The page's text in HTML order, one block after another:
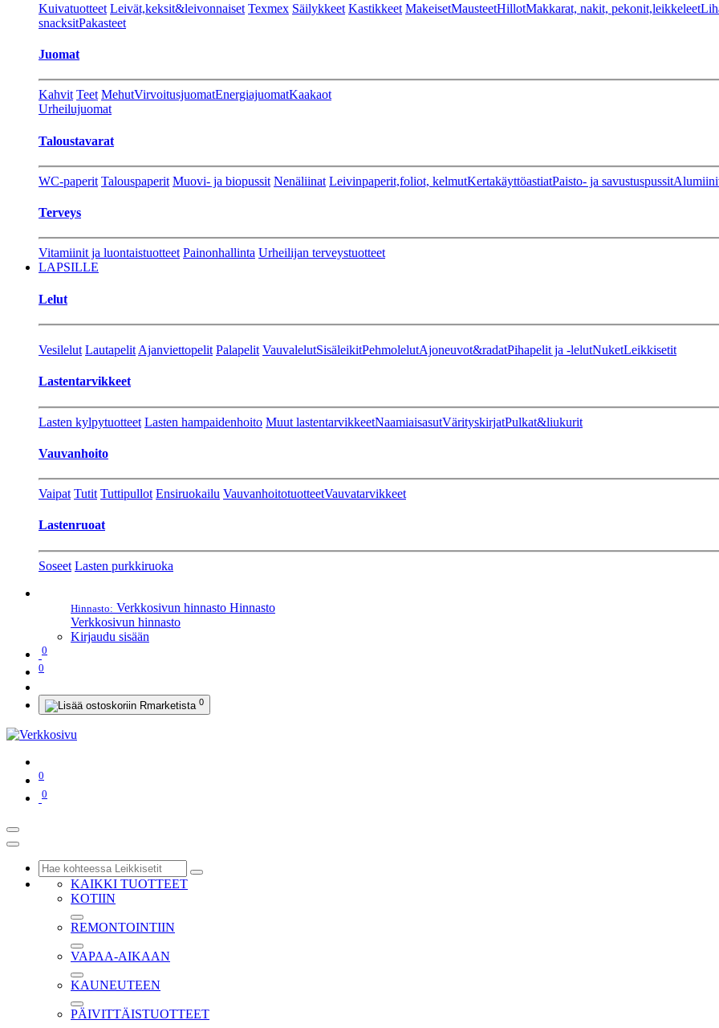
Kuivatuotteet Leivät,keksit&leivonnaiset Texmex Säilykkeet Kastikkeet MakeisetMausteetHillotMakkarat, nakit, pekonit,leikkeleet
snacksitPakasteet
Juomat
Kahvit Teet MehutVirvoitusjuomatEnergiajuomatKaakaot
Urheilujuomat
Taloustavarat
WC-paperit Talouspaperit Muovi- ja biopussit Nenäliinat Leivinpaperit,foliot, kelmutKertakäyttöastiatPaisto- ja savustuspussit
Terveys
Vitamiinit ja luontaistuotteet Painonhallinta Urheilijan terveystuotteet
LAPSILLE
Lelut
Vesilelut Lautapelit Ajanviettopelit Palapelit VauvalelutSisäleikitPehmolelutAjoneuvot&radatPihapelit ja -lelutNuketLeikkisetit
Lastentarvikkeet
Lasten kylpytuotteet Lasten hampaidenhoito Muut lastentarvikkeetNaamiaisasutVärityskirjatPulkat&liukurit
Vauvanhoito
Vaipat Tutit Tuttipullot Ensiruokailu VauvanhoitotuotteetVauvatarvikkeet
Lastenruoat
Soseet Lasten purkkiruoka
Hinnasto: Verkkosivun hinnasto Hinnasto
Verkkosivun hinnasto
Kirjaudu sisään
0
0
0
0
0
KAIKKI TUOTTEET
KOTIIN
REMONTOINTIIN
VAPAA-AIKAAN
KAUNEUTEEN
PÄIVITTÄISTUOTTEET